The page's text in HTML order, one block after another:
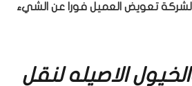
تعويض العميل فورا عن الشيء
الاصيله لنقل